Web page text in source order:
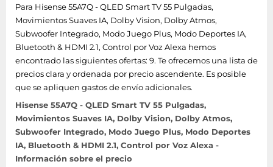
Para Hisense 55A7Q - QLED Smart TV 55 Pulgadas,
Movimientos Suaves IA, Dolby Vision, Dolby Atmos,
Subwoofer Integrado, Modo Juego Plus, Modo Deportes IA,
Bluetooth & HDMI 2.1, Control por Voz Alexa hemos
encontrado las siguientes ofertas: 9. Te ofrecemos una lista de
precios clara y ordenada por precio ascendente. Es posible
que se apliquen gastos de envío adicionales.
Hisense 55A7Q - QLED Smart TV 55 Pulgadas,
Movimientos Suaves IA, Dolby Vision, Dolby Atmos,
Subwoofer Integrado, Modo Juego Plus, Modo Deportes
IA, Bluetooth & HDMI 2.1, Control por Voz Alexa -
Información sobre el precio